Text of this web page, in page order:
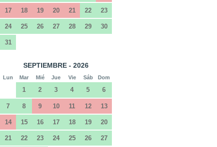
17 18 19 20 21 22 23
24 25 26 27 28 29 30
31
SEPTIEMBRE - 2026
Lun Mar Mié Jue Vie Sáb Dom
1 2 3 4 5 6
7 8 9 10 11 12 13
14 15 16 17 18 19 20
21 22 23 24 25 26 27